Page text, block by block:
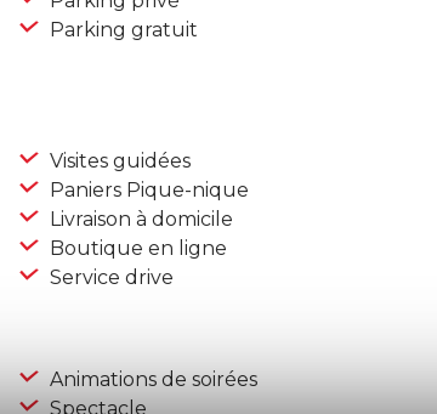
Parking gratuit
Visites guidées
Paniers Pique-nique
Livraison à domicile
Boutique en ligne
Service drive
Animations de soirées
Spectacle